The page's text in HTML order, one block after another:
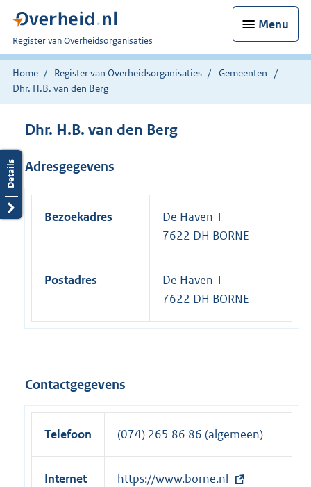
Menu
U
bent
nu
hier:
Register van Overheidsorganisaties
Home Register van Overheidsorganisaties
Gemeenten
Dhr. H.B. van den Berg
Dhr. H.B. van den Berg
Adresgegevens
Bezoekadres
De Haven 1
7622 DH BORNE
Postadres
De Haven 1
7622 DH BORNE
Contactgegevens
Telefoon (074) 265 86 86 (algemeen)
Internet
E
https://www.borne.nl